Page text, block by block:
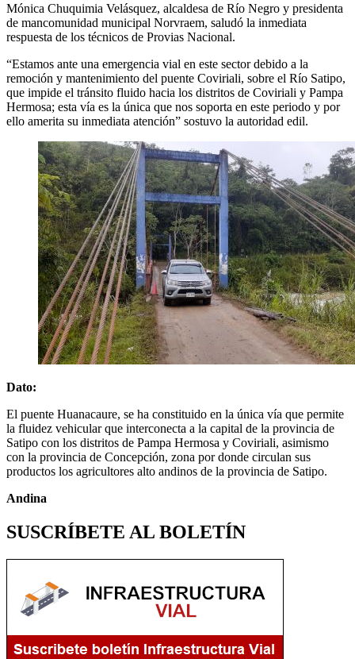
Mónica Chuquimia Velásquez, alcaldesa de Río Negro y presidenta
de mancomunidad municipal Norvraem, saludó la inmediata
respuesta de los técnicos de Provias Nacional.
“Estamos ante una emergencia vial en este sector debido a la
remoción y mantenimiento del puente Coviriali, sobre el Río Satipo,
que impide el tránsito fluido hacia los distritos de Coviriali y Pampa
Hermosa; esta vía es la única que nos soporta en este periodo y por
ello amerita su inmediata atención” sostuvo la autoridad edil.
Dato:
El puente Huanacaure, se ha constituido en la única vía que permite
la fluidez vehicular que interconecta a la capital de la provincia de
Satipo con los distritos de Pampa Hermosa y Coviriali, asimismo
con la provincia de Concepción, zona por donde circulan sus
productos los agricultores alto andinos de la provincia de Satipo.
Andina
SUSCRÍBETE AL BOLETÍN